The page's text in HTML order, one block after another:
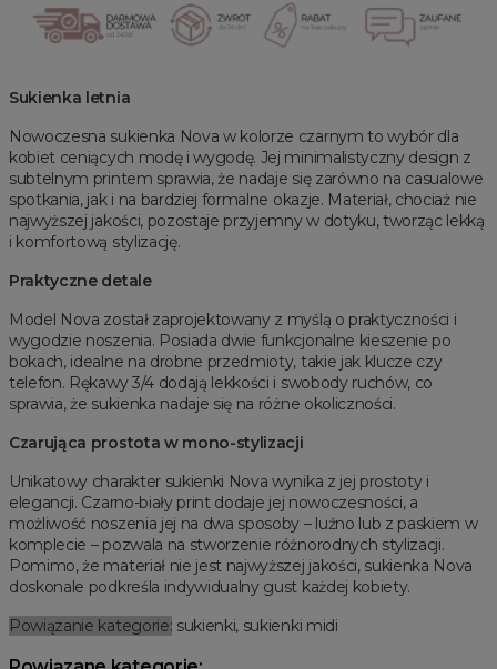
Sukienka letnia
Nowoczesna sukienka Nova w kolorze czarnym to wybór dla
kobiet ceniących modę i wygodę. Jej minimalistyczny design z
subtelnym printem sprawia, że nadaje się zarówno na casualowe
spotkania, jak i na bardziej formalne okazje. Materiał, chociaż nie
najwyższej jakości, pozostaje przyjemny w dotyku, tworząc lekką
i komfortową stylizację.
Praktyczne detale
Model Nova został zaprojektowany z myślą o praktyczności i
wygodzie noszenia. Posiada dwie funkcjonalne kieszenie po
bokach, idealne na drobne przedmioty, takie jak klucze czy
telefon. Rękawy 3/4 dodają lekkości i swobody ruchów, co
sprawia, że sukienka nadaje się na różne okoliczności.
Czarująca prostota w mono-stylizacji
Unikatowy charakter sukienki Nova wynika z jej prostoty i
elegancji. Czarno-biały print dodaje jej nowoczesności, a
możliwość noszenia jej na dwa sposoby – luźno lub z paskiem w
komplecie – pozwala na stworzenie różnorodnych stylizacji.
Pomimo, że materiał nie jest najwyższej jakości, sukienka Nova
doskonale podkreśla indywidualny gust każdej kobiety.
Powiązanie kategorie: sukienki, sukienki midi